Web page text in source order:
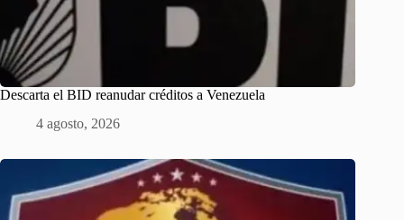
Descarta el BID reanudar créditos a Venezuela
4 agosto, 2026